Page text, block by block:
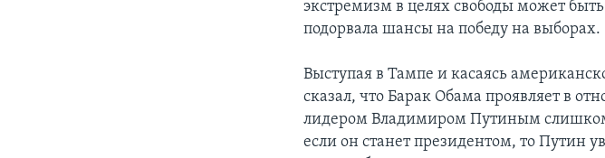
экстремизм в целях свободы может
подорвала шансы на победу на выборах.
Выступая в Тампе и касаясь
сказал, что Барак Обама проявляет в
лидером Владимиром Путиным
если он станет президентом, то Путин